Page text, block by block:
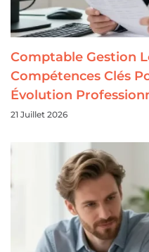
Comptable Gestion
Compétences Clés
Évolution
21 Juillet 2026